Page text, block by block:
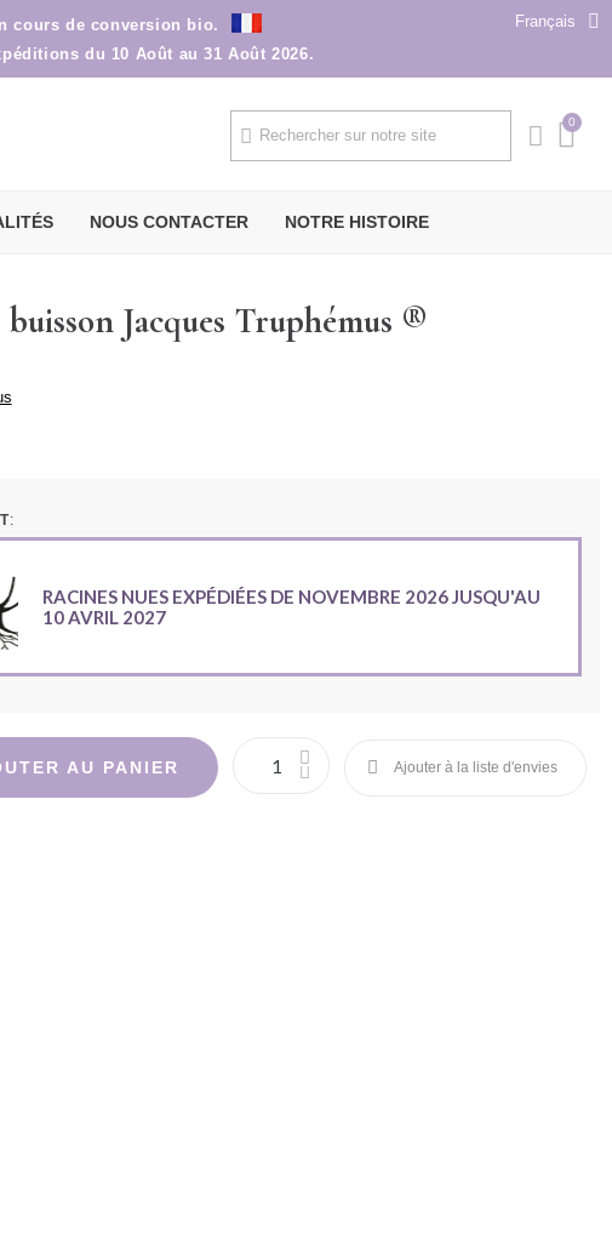
cours de conversion bio.
Français
du 10 Août au 31 Août 2026.
NOUS CONTACTER NOTRE HISTOIRE
Jacques Truphémus ®
RACINES NUES EXPÉDIÉES DE NOVEMBRE 2026 JUSQU'AU
10 AVRIL 2027
AU PANIER